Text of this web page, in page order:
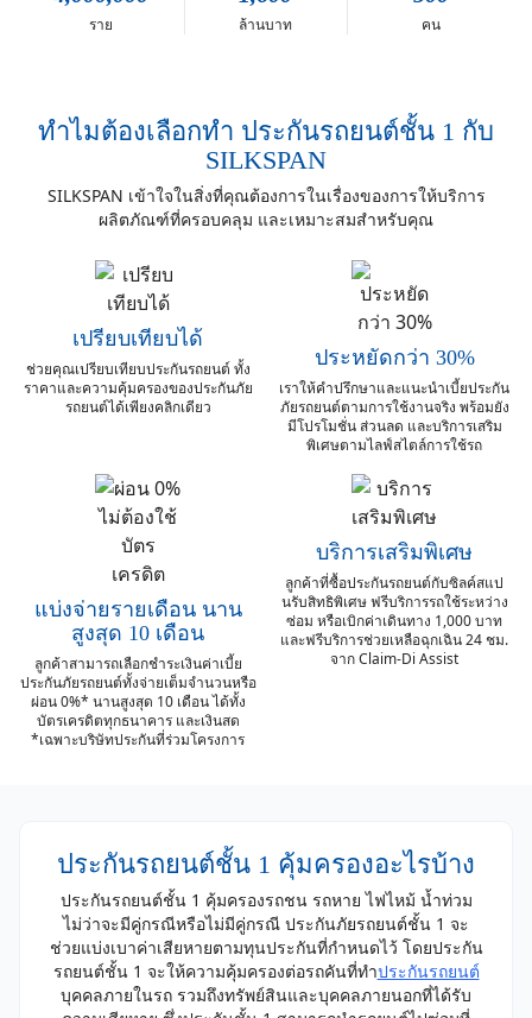
ราย ล้านบาท คน
ทำไมต้องเลือกทำ ประกันรถยนต์ชั้น 1 กับ
SILKSPAN
SILKSPAN เข้าใจในสิ่งที่คุณต้องการในเรื่องของการให้บริการ
ผลิตภัณฑ์ที่ครอบคลุม และเหมาะสมสำหรับคุณ
เปรียบเทียบได้
ช่วยคุณเปรียบเทียบประกันรถยนต์ ทั้ง
ราคาและความคุ้มครองของประกันภัย
รถยนต์ได้เพียงคลิกเดียว
ประหยัดกว่า 30%
เราให้คำปรึกษาและแนะนำเบี้ยประกัน
ภัยรถยนต์ตามการใช้งานจริง พร้อมยัง
มีโปรโมชั่น ส่วนลด และบริการเสริม
พิเศษตามไลฟ์สไตล์การใช้รถ
แบ่งจ่ายรายเดือน นาน
สูงสุด 10 เดือน
ลูกค้าสามารถเลือกชำระเงินค่าเบี้ย
ประกันภัยรถยนต์ทั้งจ่ายเต็มจำนวนหรือ
ผ่อน 0%* นานสูงสุด 10 เดือนได้ทั้ง
บัตรเครดิตทุกธนาคาร และเงินสด
*เฉพาะบริษัทประกันที่ร่วมโครงการ
บริการเสริมพิเศษ
ลูกค้าที่ซื้อประกันรถยนต์กับซิลค์สแป
นรับสิทธิพิเศษ ฟรีบริการรถใช้ระหว่าง
ซ่อม หรือเบิกค่าเดินทาง 1,000 บาท
และฟรีบริการช่วยเหลือฉุกเฉิน 24 ชม.
จาก Claim-Di Assist
ประกันรถยนต์ชั้น 1 คุ้มครองอะไรบ้าง
ประกันรถยนต์ชั้น 1 คุ้มครองรถชน รถหาย ไฟไหม้ น้ำท่วม
ไม่ว่าจะมีคู่กรณีหรือไม่มีคู่กรณี ประกันภัยรถยนต์ชั้น 1 จะ
ช่วยแบ่งเบาค่าเสียหายตามทุนประกันที่กำหนดไว้ โดยประกัน
รถยนต์ชั้น 1 จะให้ความคุ้มครองต่อรถคันที่ทำประกันรถยนต์
บุคคลภายในรถ รวมถึงทรัพย์สินและบุคคลภายนอกที่ได้รับ